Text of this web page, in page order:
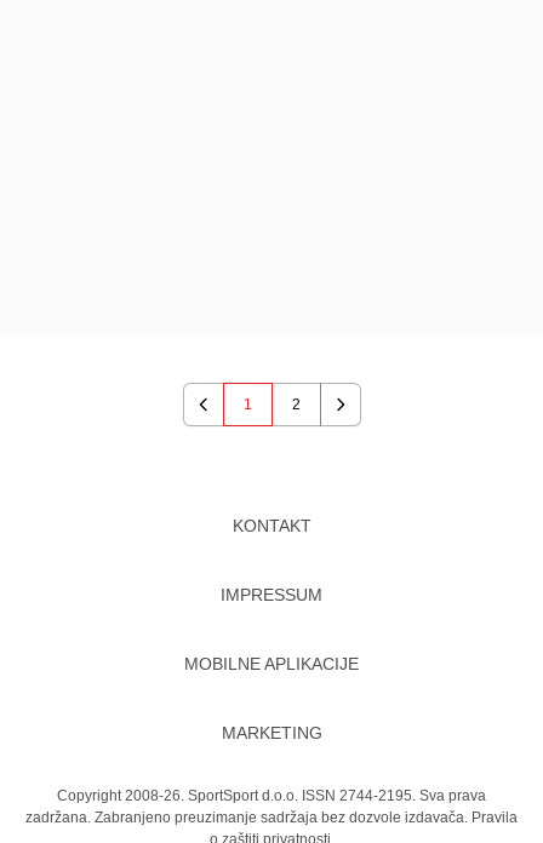
Previous
1 2
Next
KONTAKT
IMPRESSUM
MOBILNE APLIKACIJE
MARKETING
Copyright 2008-26. SportSport d.o.o. ISSN 2744-2195. Sva prava
zadržana. Zabranjeno preuzimanje sadržaja bez dozvole izdavača. Pravila
o zaštiti privatnosti.